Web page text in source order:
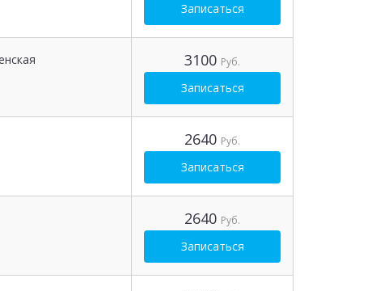
Записаться
3100 Руб.
Записаться
2640 Руб.
Записаться
2640 Руб.
Записаться